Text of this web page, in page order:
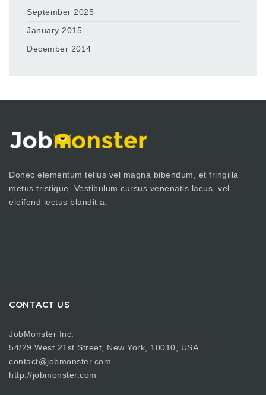
September 2025
January 2015
December 2014
Donec elementum tellus vel magna bibendum, et fringilla
metus tristique. Vestibulum cursus venenatis lacus, vel
eleifend lectus blandit a.
CONTACT US
JobMonster Inc.
54/29 West 21st Street, New York, 10010, USA
contact@jobmonster.com
http://jobmonster.com